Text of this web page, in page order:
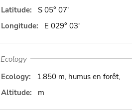
Latitude:
S 05° 07'
Longitude:
E 029° 03'
Ecology
Ecology:
1.850 m, humus en forêt,
Altitude:
m